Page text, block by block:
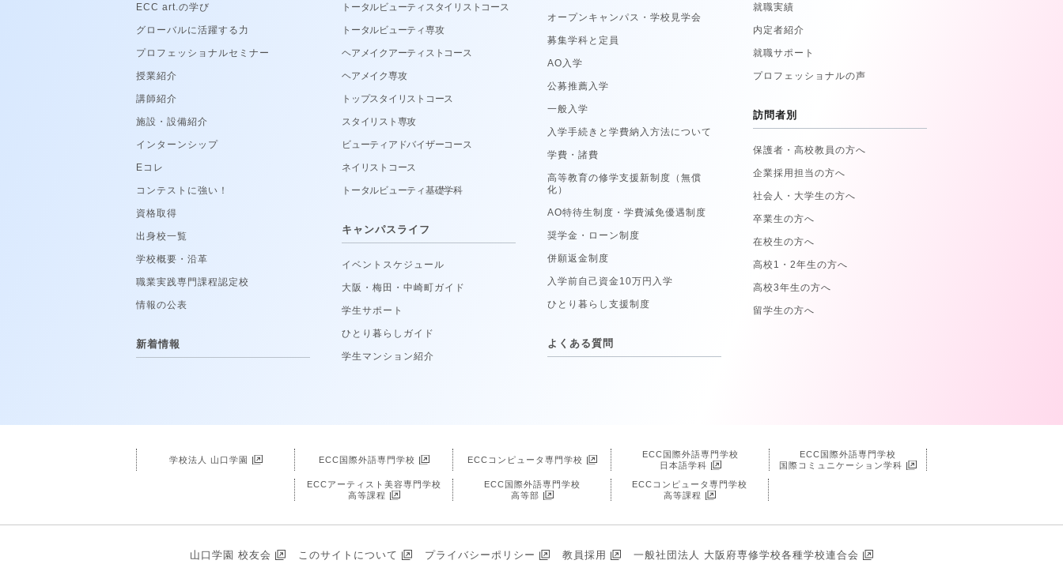
ECC art.の学び
グローバルに活躍する力
プロフェッショナルセミナー
授業紹介
講師紹介
施設・設備紹介
インターンシップ
Eコレ
コンテストに強い！
資格取得
出身校一覧
学校概要・沿革
職業実践専門課程認定校
情報の公表
新着情報
トータルビューティスタイリストコース
トータルビューティ専攻
ヘアメイクアーティストコース
ヘアメイク専攻
トップスタイリストコース
スタイリスト専攻
ビューティアドバイザーコース
ネイリストコース
トータルビューティ基礎学科
キャンパスライフ
イベントスケジュール
大阪・梅田・中崎町ガイド
学生サポート
ひとり暮らしガイド
学生マンション紹介
オープンキャンパス・学校見学会
募集学科と定員
AO入学
公募推薦入学
一般入学
入学手続きと学費納入方法について
学費・諸費
高等教育の修学支援新制度（無償
化）
AO特待生制度・学費減免優遇制度
奨学金・ローン制度
併願返金制度
入学前自己資金10万円入学
ひとり暮らし支援制度
よくある質問
就職実績
内定者紹介
就職サポート
プロフェッショナルの声
訪問者別
保護者・高校教員の方へ
企業採用担当の方へ
社会人・大学生の方へ
卒業生の方へ
在校生の方へ
高校1・2年生の方へ
高校3年生の方へ
留学生の方へ
学校法人 山口学園 ECC国際外語専門学校 ECCコンピュータ専門学校
ECC国際外語専門学校
日本語学科
ECC国際外語専門学校
国際コミュニケーション学科
ECCアーティスト美容専門学校
高等課程
ECC国際外語専門学校
高等部
ECCコンピュータ専門学校
高等課程
山口学園 校友会 このサイトについて プライバシーポリシー 教員採用 一般社団法人 大阪府専修学校各種学校連合会